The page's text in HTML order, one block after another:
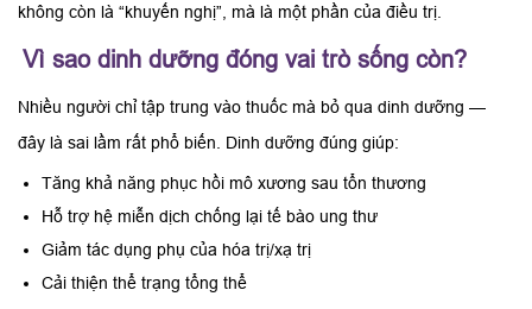
không còn là “khuyến nghị”, mà là một phần của điều trị.
Vì sao dinh dưỡng đóng vai trò sống còn?
Nhiều người chỉ tập trung vào thuốc mà bỏ qua dinh dưỡng —
đây là sai lầm rất phổ biến. Dinh dưỡng đúng giúp:
Tăng khả năng phục hồi mô xương sau tổn thương
Hỗ trợ hệ miễn dịch chống lại tế bào ung thư
Giảm tác dụng phụ của hóa trị/xạ trị
Cải thiện thể trạng tổng thể